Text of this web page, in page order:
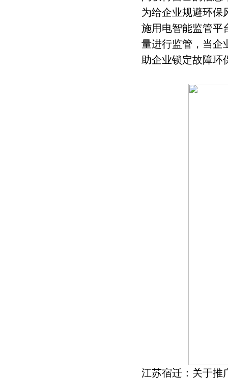
为给企业规避环保
施用电智能监管平
量进行监管，当企
助企业锁定故障环
江苏宿迁：关于推